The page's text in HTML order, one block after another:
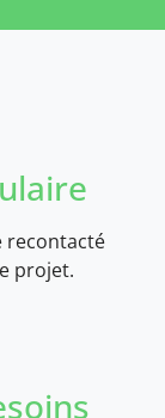
recontacté
projet.